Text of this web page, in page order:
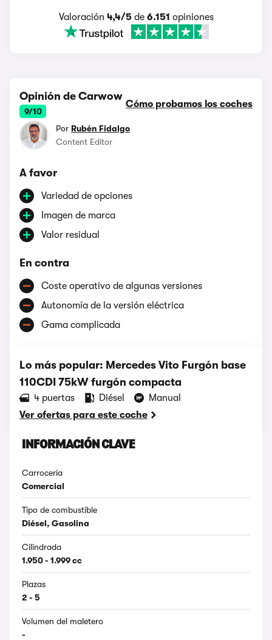
Valoración 4,4/5de 6.151 opiniones
Opinión de Carwow
9/10
Cómo probamos los coches
Por Rubén Fidalgo
Content Editor
A favor
Variedad de opciones
Imagen de marca
Valor residual
En contra
Coste operativo de algunas versiones
Autonomía de la versión eléctrica
Gama complicada
Lo más popular: Mercedes Vito Furgón base
110CDI 75kW furgón compacta
4 puertas Diésel
Manual
Ver ofertas para este coche
INFORMACIÓN CLAVE
Carrocería
Comercial
Tipo de combustible
Diésel, Gasolina
Cilindrada
1.950 - 1.999 cc
Plazas
2 - 5
Volumen del maletero
-